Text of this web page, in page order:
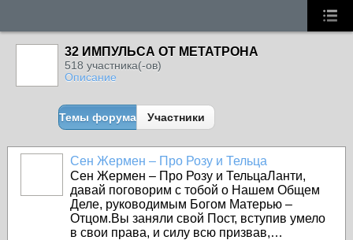
32 ИМПУЛЬСА ОТ МЕТАТРОНА
518 участника(-ов)
Описание
Темы форума Участники
Сен Жермен – Про Розу и Тельца
Сен Жермен – Про Розу и ТельцаЛанти,
давай поговорим с тобой о Нашем Общем
Деле, руководимым Богом Матерью –
Отцом.Вы заняли свой Пост, вступив умело
в свои права, и силу всю призвав,…